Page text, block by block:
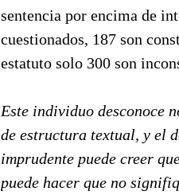
sentencia por encima de
cuestionados, 187 son
estatuto solo 300 son
Este individuo desconoce
de estructura textual, y el
imprudente puede creer
puede hacer que no